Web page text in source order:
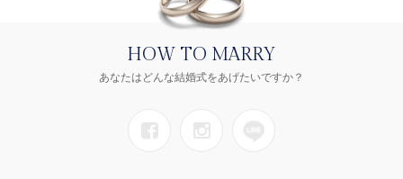
HOW TO MARRY
あなたはどんな結婚式をあげたいですか？